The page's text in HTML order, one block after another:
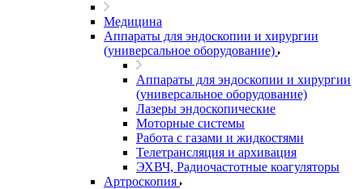
Медицина
Аппараты для эндоскопии и хирургии
(универсальное оборудование)
Аппараты для эндоскопии и хирургии
(универсальное оборудование)
Лазеры эндоскопические
Моторные системы
Работа с газами и жидкостями
Телетрансляция и архивация
ЭХВЧ, Радиочастотные коагуляторы
Артроскопия